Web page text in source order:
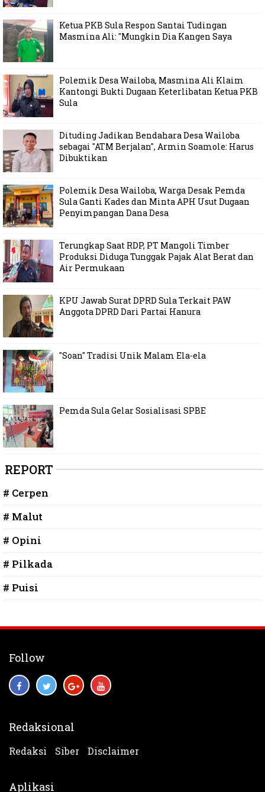
Ketua PKB Sula Respon Santai Tudingan
Masmina Ali: "Mungkin Dia Kangen Saya
Polemik Desa Wailoba, Masmina Ali Klaim
Kantongi Bukti Dugaan Keterlibatan Ketua PKB
Sula
Dituding Jadikan Bendahara Desa Wailoba
sebagai "ATM Berjalan", Armin Soamole: Harus
Dibuktikan
Polemik Desa Wailoba, Warga Desak Pemda
Sula Ganti Kades dan Minta APH Usut Dugaan
Penyimpangan Dana Desa
Terungkap Saat RDP, PT Mangoli Timber
Produksi Diduga Tunggak Pajak Alat Berat dan
Air Permukaan
KPU Jawab Surat DPRD Sula Terkait PAW
Anggota DPRD Dari Partai Hanura
"Soan" Tradisi Unik Malam Ela-ela
Pemda Sula Gelar Sosialisasi SPBE
REPORT
# Cerpen
# Malut
# Opini
# Pilkada
# Puisi
Follow
Redaksional
Redaksi Siber Disclaimer
Aplikasi